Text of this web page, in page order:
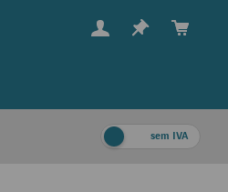
sem IVA